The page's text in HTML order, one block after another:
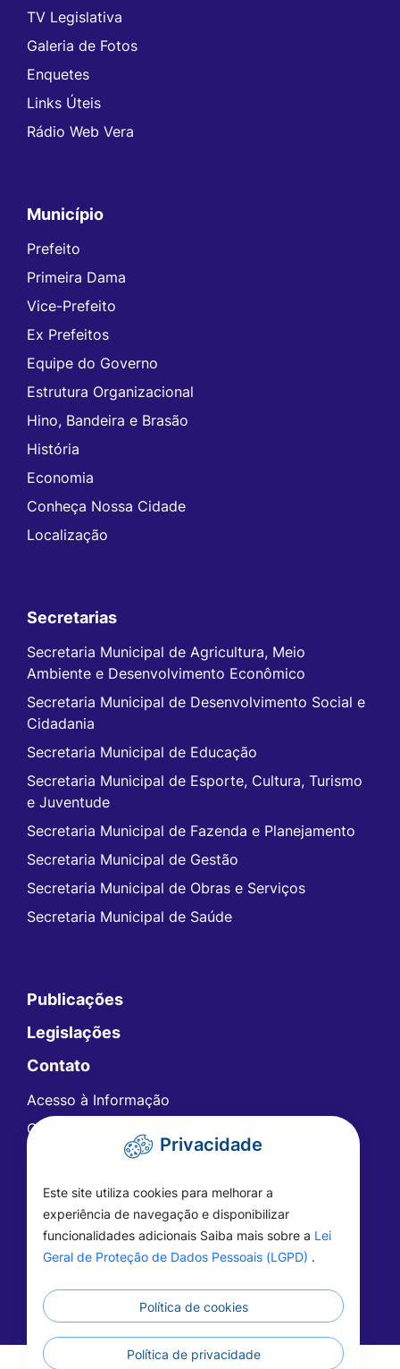
TV Legislativa
Galeria de Fotos
Enquetes
Links Úteis
Rádio Web Vera
Município
Prefeito
Primeira Dama
Vice-Prefeito
Ex Prefeitos
Equipe do Governo
Estrutura Organizacional
Hino, Bandeira e Brasão
História
Economia
Conheça Nossa Cidade
Localização
Secretarias
Secretaria Municipal de Agricultura, Meio
Ambiente e Desenvolvimento Econômico
Secretaria Municipal de Desenvolvimento Social e
Cidadania
Secretaria Municipal de Educação
Secretaria Municipal de Esporte, Cultura, Turismo
e Juventude
Secretaria Municipal de Fazenda e Planejamento
Secretaria Municipal de Gestão
Secretaria Municipal de Obras e Serviços
Secretaria Municipal de Saúde
Publicações
Legislações
Contato
Acesso à Informação
Ouvidoria
Carta de Serviços
Telefones Úteis
FAQ - Perguntas Frequentes
Privacidade
Este site utiliza cookies para melhorar a
experiência de navegação e disponibilizar
funcionalidades adicionais Saiba mais sobre a Lei
Geral de Proteção de Dados Pessoais (LGPD) .
Política de cookies
Política de privacidade